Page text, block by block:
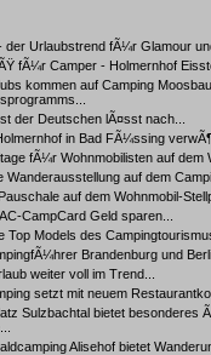
der Urlaubstrend fÃ¼r Glamour
fÃ¼r Camper - Holmernhof
kommen auf Camping
der Deutschen lÃ¤sst nach...
in Bad FÃ¼ssing
fÃ¼r Wohnmobilisten auf dem
Wanderausstellung auf dem
auf dem Wohnmobil-
CampCard Geld sparen...
Top Models des
Brandenburg und
weiter voll im Trend...
setzt mit neuem
Sulzbachtal bietet besonderes
Alisehof bietet